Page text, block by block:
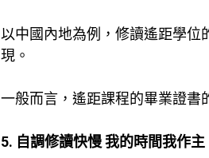
以中國內地為例，修讀遙距學位
現。
一般而言，遙距課程的畢業證書
5. 自調修讀快慢 我的時間我作主